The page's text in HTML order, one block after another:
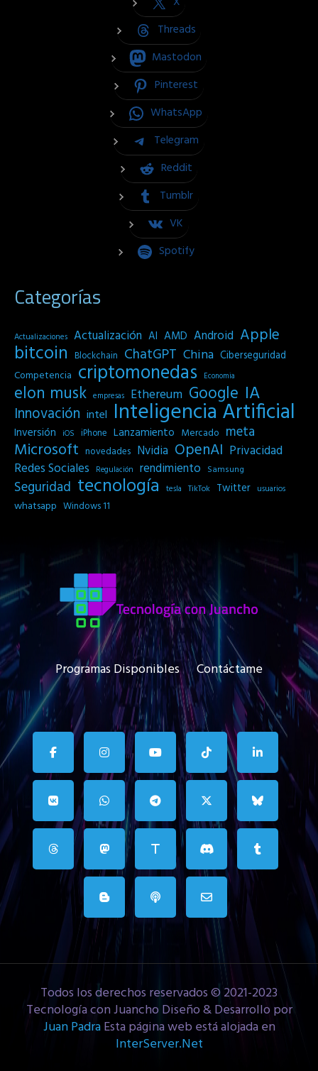
Threads
Mastodon
Pinterest
WhatsApp
Telegram
Reddit
Tumblr
VK
Spotify
Categorías
Actualizaciones Actualización AI AMD Android Apple
bitcoin Blockchain ChatGPT China Ciberseguridad
Competencia criptomonedas Economia
elon musk empresas Ethereum Google IA
Innovación intel Inteligencia Artificial
Inversión iOS iPhone Lanzamiento Mercado meta
Microsoft novedades Nvidia OpenAI Privacidad
Redes Sociales
Regulación rendimiento Samsung
Seguridad tecnología tesla TikTok Twitter usuarios
whatsapp Windows 11
Programas Disponibles Contáctame
Todos los derechos reservados © 2021-2023
Tecnología con Juancho Diseño & Desarrollo por
Juan PadraEsta página web está alojada en
InterServer.Net